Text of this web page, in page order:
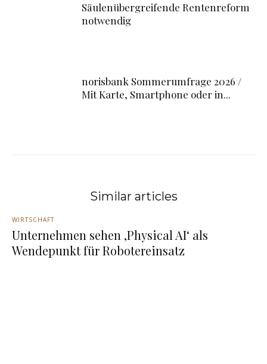
Säulenübergreifende Rentenreform
notwendig
norisbank Sommerumfrage 2026 /
Mit Karte, Smartphone oder in...
Similar articles
WIRTSCHAFT
Unternehmen sehen ‚Physical AI‘ als
Wendepunkt für Robotereinsatz